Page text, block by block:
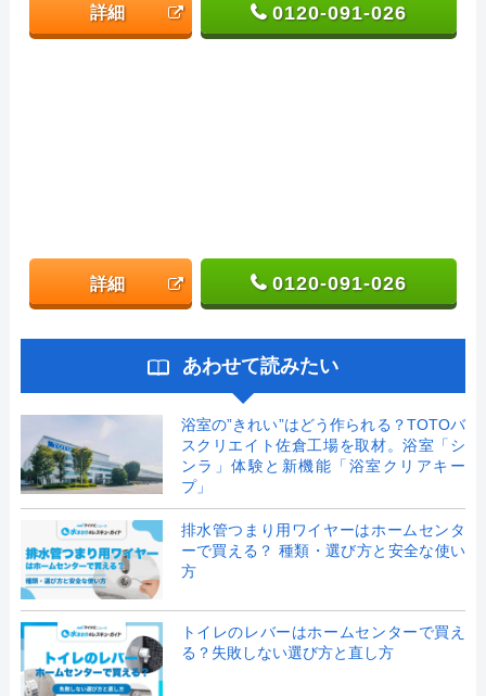
詳細 0120-091-026
詳細 0120-091-026
あわせて読みたい
浴室の”きれい”はどう作られる？TOTOバ
スクリエイト佐倉工場を取材。浴室「シ
ンラ」体験と新機能「浴室クリアキー
プ」
排水管つまり用ワイヤーはホームセンタ
ーで買える？ 種類・選び方と安全な使い
方
トイレのレバーはホームセンターで買え
る？失敗しない選び方と直し方